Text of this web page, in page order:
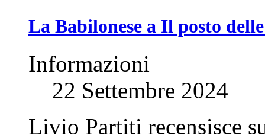
La Babilonese a Il posto
Informazioni
22 Settembre 2024
Livio Partiti recensisce